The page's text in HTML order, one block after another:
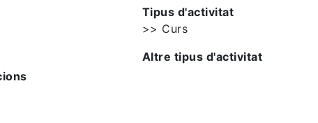
Tipus d'activitat
>> Curs
Altre tipus d'activitat